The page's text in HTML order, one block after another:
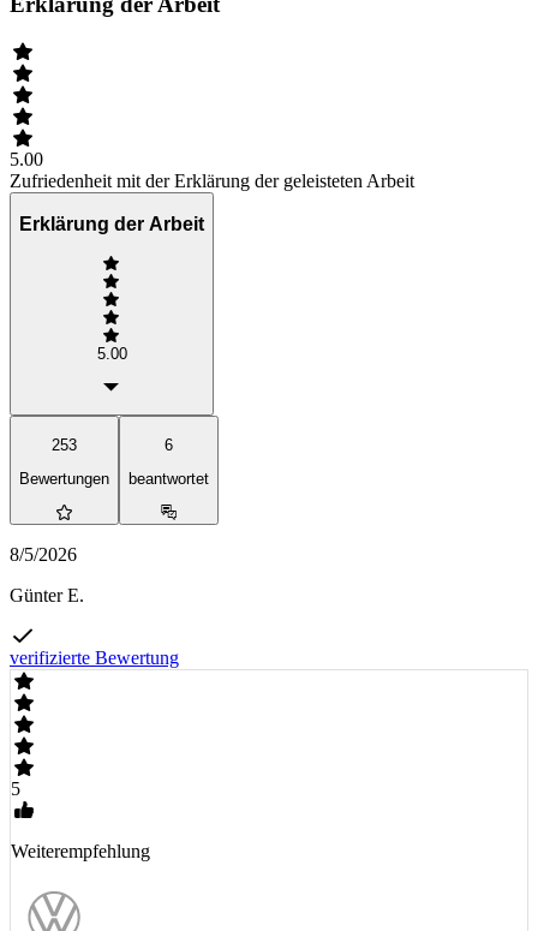
5.00
Zufriedenheit mit der Erklärung der geleisteten Arbeit
Erklärung der Arbeit
5.00
253
Bewertungen
6
beantwortet
8/5/2026
Günter E.
verifizierte Bewertung
5
Weiterempfehlung